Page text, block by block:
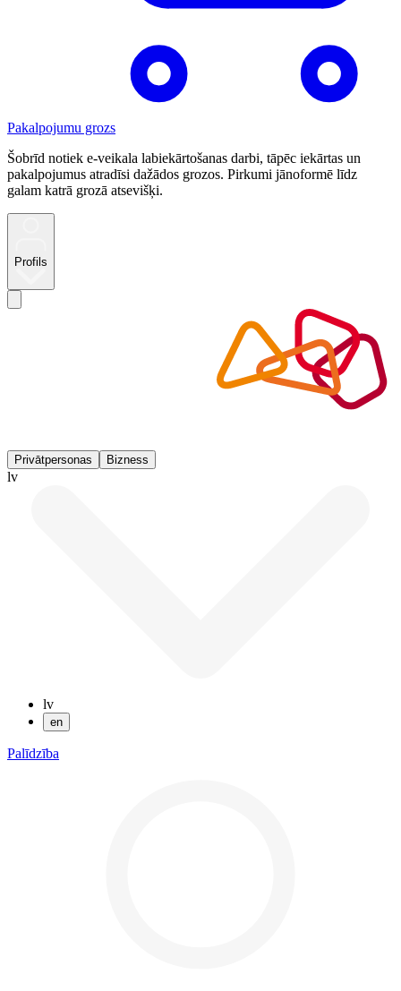
Pakalpojumu grozs
Šobrīd notiek e-veikala labiekārtošanas darbi, tāpēc iekārtas un
pakalpojumus atradīsi dažādos grozos. Pirkumi jānoformē līdz
galam katrā grozā atsevišķi.
Profils
Privātpersonas Bizness
lv
lv
en
Palīdzība